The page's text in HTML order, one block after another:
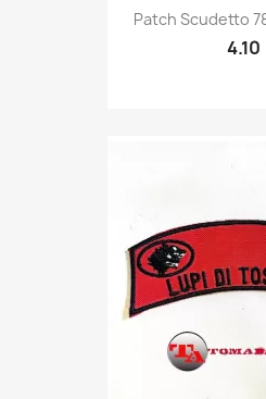
Quick
Patch Scudetto
4.10